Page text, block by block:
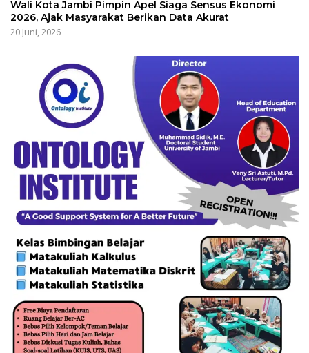
Wali Kota Jambi Pimpin Apel Siaga Sensus Ekonomi
2026, Ajak Masyarakat Berikan Data Akurat
20 Juni, 2026